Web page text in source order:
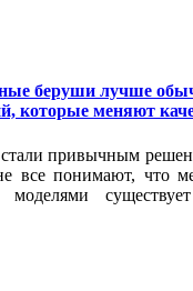
беруши лучше
которые меняют
привычным
все понимают, что
моделями